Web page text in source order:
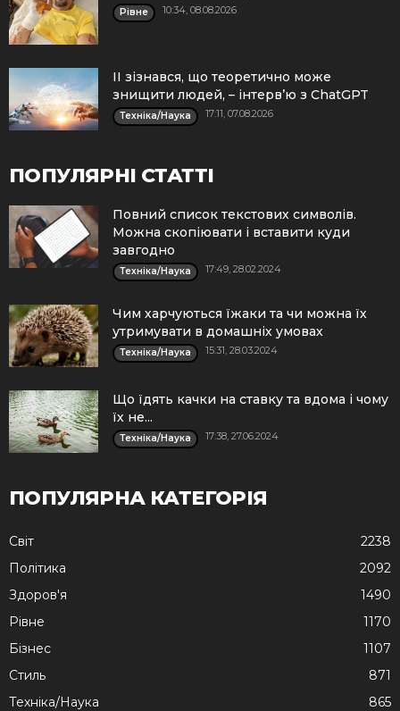
Рівне 10:34, 08.08.2026
ІІ зізнався, що теоретично може
знищити людей, – інтерв’ю з ChatGPT
Техніка/Наука 17:11, 07.08.2026
ПОПУЛЯРНІ СТАТТІ
Повний список текстових символів.
Можна скопіювати і вставити куди
завгодно
Техніка/Наука 17:49, 28.02.2024
Чим харчуються їжаки та чи можна їх
утримувати в домашніх умовах
Техніка/Наука 15:31, 28.03.2024
Що їдять качки на ставку та вдома і чому
їх не...
Техніка/Наука 17:38, 27.06.2024
ПОПУЛЯРНА КАТЕГОРІЯ
Cвіт
2238
Політика
2092
Здоров'я
1490
Рівне
1170
Бізнес
1107
Стиль
871
Техніка/Наука
865